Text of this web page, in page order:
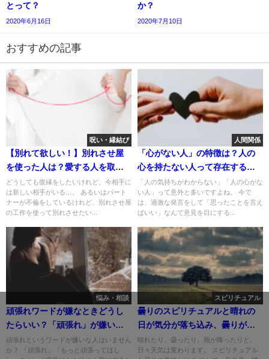
とって？
2020年6月16日
か？
2020年7月10日
おすすめの記事
呪い・縁結び
【別れて欲しい！】別れさせ屋
を使った人は？愛する人を取り
戻すことはできる？
どうしても復縁をしたいけれど、今相手に
は新しい相手がいる…。 あるいはパート
ナーが不倫をしているけれど、別れさせ屋
の工作を使って別れさせたい...
人間関係
「心がない人」の特徴は？人の
心を持たない人って存在する
の？
「人の気持ちがわからない」「人の心がな
い人」って意外と多いですよね。 今で
は、過激な発言をして「思ったことを言え
ばいい」なんて意見を目にする...
悩み・相談
頑張れワードが嫌なときどうし
たらいい？「頑張れ」が嫌いな
人へ。
頑張れというワードが嫌いな人はいません
か？ 「頑張れ」「もっと頑張ってほし
スピリチュアル
曇りのスピリチュアルと晴れの
日が気分が落ち込み、曇りが好
きな理由は？
晴れたり、曇ったり、雨が降ったりと、
日々天気は変わります。 スピリチュアル